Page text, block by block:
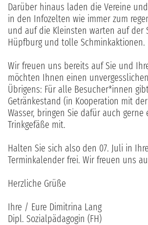
Darüber hinaus laden die Vereine
in den Infozelten wie immer zum
und auf die Kleinsten warten auf der
Hüpfburg und tolle Schminkaktionen.
Wir freuen uns bereits auf Sie und
möchten Ihnen einen
Übrigens: Für alle Besucher*innen
Getränkestand (in Kooperation mit
Wasser, bringen Sie dafür auch gerne
Trinkgefäße mit.
Halten Sie sich also den 07. Juli in
Terminkalender frei. Wir freuen uns
Herzliche Grüße
Ihre / Eure Dimitrina Lang
Dipl. Sozialpädagogin (FH)